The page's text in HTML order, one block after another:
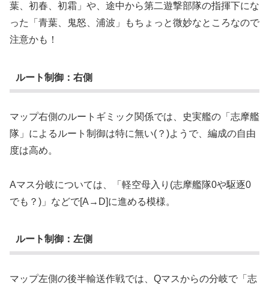
葉、初春、初霜」や、途中から第二遊撃部隊の指揮下にな
った「青葉、鬼怒、浦波」もちょっと微妙なところなので
注意かも！
ルート制御：右側
マップ右側のルートギミック関係では、史実艦の「志摩艦
隊」によるルート制御は特に無い(？)ようで、編成の自由
度は高め。
Aマス分岐については、「軽空母入り(志摩艦隊0や駆逐0
でも？)」などで[A→D]に進める模様。
ルート制御：左側
マップ左側の後半輸送作戦では、Qマスからの分岐で「志